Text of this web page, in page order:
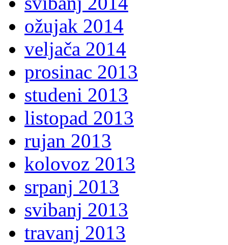
ožujak 2014
veljača 2014
prosinac 2013
studeni 2013
listopad 2013
rujan 2013
kolovoz 2013
srpanj 2013
svibanj 2013
travanj 2013